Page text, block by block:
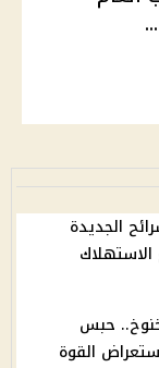
الشرائح الجديدة
حبس
القوة